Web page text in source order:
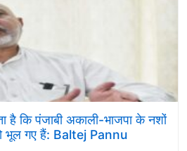
है कि पंजाबी अकाली-भाजपा के नशों
भूल गए हैं: Baltej Pannu